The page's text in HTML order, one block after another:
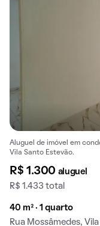
Aluguel de imóvel em
Vila Santo Estevão.
R$ 1.300 aluguel
R$ 1.433 total
40 m² · 1 quarto
Rua Mossâmedes,